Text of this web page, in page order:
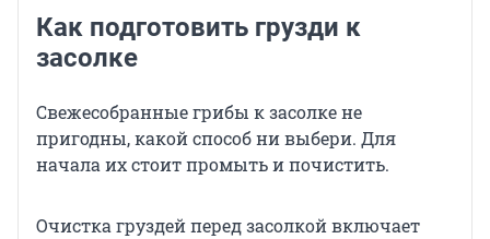
Как подготовить грузди к
засолке
Свежесобранные грибы к засолке не
пригодны, какой способ ни выбери. Для
начала их стоит промыть и почистить.
Очистка груздей перед засолкой включает